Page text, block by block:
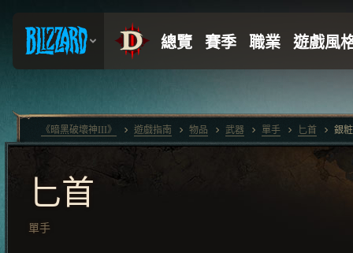
匕首
單手
《暗黑破壞神III》 遊戲指南 物品 武器 單手 匕首 銀